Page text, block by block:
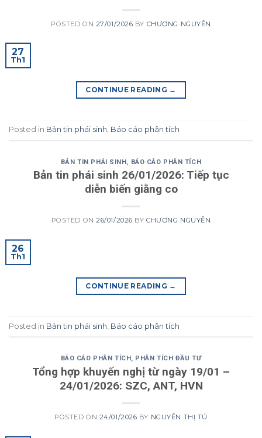
POSTED ON 27/01/2026 BY CHƯƠNG NGUYỄN
27
Th1
CONTINUE READING →
Posted in Bản tin phái sinh, Báo cáo phân tích
BẢN TIN PHÁI SINH, BÁO CÁO PHÂN TÍCH
Bản tin phái sinh 26/01/2026: Tiếp tục
diễn biến giằng co
POSTED ON26/01/2026 BYCHƯƠNG NGUYỄN
26
Th1
CONTINUE READING →
Posted in Bản tin phái sinh Báo cáo phân tích
BÁO CÁO PHÂN TÍCH , PHÂN TÍCH ĐẦU TƯ
Tổng hợp khuyến nghị từ ngày 19/01 –
24/01/2026: SZC, ANT, HVN
POSTED ON 24/01/2026 BY NGUYỄN THỊ TÚ